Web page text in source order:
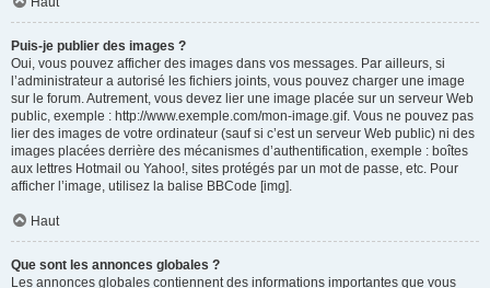
Puis-je publier des images ?
Oui, vous pouvez afficher des images dans vos messages. Par ailleurs, si
l’administrateur a autorisé les fichiers joints, vous pouvez charger une image
sur le forum. Autrement, vous devez lier une image placée sur un serveur Web
public, exemple : http://www.exemple.com/mon-image.gif. Vous ne pouvez pas
lier des images de votre ordinateur (sauf si c’est un serveur Web public) ni des
images placées derrière des mécanismes d’authentification, exemple : boîtes
aux lettres Hotmail ou Yahoo!, sites protégés par un mot de passe, etc. Pour
afficher l’image, utilisez la balise BBCode [img].
Haut
Que sont les annonces globales ?
Les annonces globales contiennent des informations importantes que vous